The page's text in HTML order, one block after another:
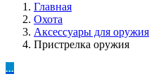
Главная
Охота
Аксессуары для оружия
Пристрелка оружия
...